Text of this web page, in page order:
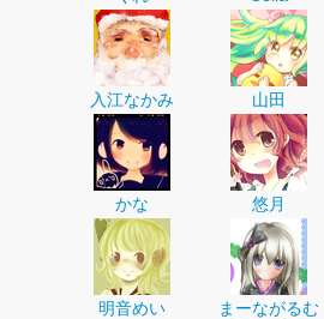
入江なかみ 山田
かな 悠月
明音めい まーながるむ